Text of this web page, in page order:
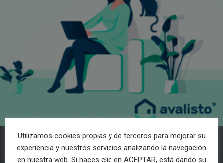
Utilizamos cookies propias y de terceros para mejorar su
experiencia y nuestros servicios analizando la navegación
en nuestra web. Si haces clic en ACEPTAR, está dando su